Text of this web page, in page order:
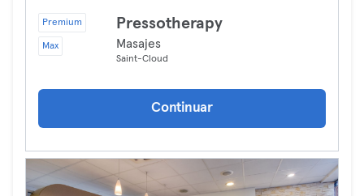
Premium
Max
Pressotherapy
Masajes
Saint-Cloud
Continuar